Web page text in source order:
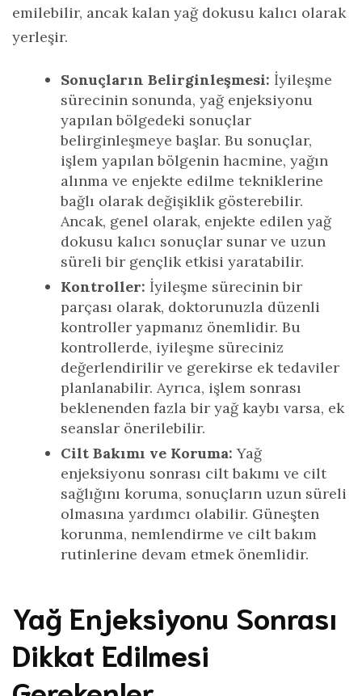
emilebilir, ancak kalan yağ dokusu kalıcı olarak
yerleşir.
Sonuçların Belirginleşmesi: İyileşme
sürecinin sonunda, yağ enjeksiyonu
yapılan bölgedeki sonuçlar
belirginleşmeye başlar. Bu sonuçlar,
işlem yapılan bölgenin hacmine, yağın
alınma ve enjekte edilme tekniklerine
bağlı olarak değişiklik gösterebilir.
Ancak, genel olarak, enjekte edilen yağ
dokusu kalıcı sonuçlar sunar ve uzun
süreli bir gençlik etkisi yaratabilir.
Kontroller: İyileşme sürecinin bir
parçası olarak, doktorunuzla düzenli
kontroller yapmanız önemlidir. Bu
kontrollerde, iyileşme süreciniz
değerlendirilir ve gerekirse ek tedaviler
planlanabilir. Ayrıca, işlem sonrası
beklenenden fazla bir yağ kaybı varsa, ek
seanslar önerilebilir.
Cilt Bakımı ve Koruma: Yağ
enjeksiyonu sonrası cilt bakımı ve cilt
sağlığını koruma, sonuçların uzun süreli
olmasına yardımcı olabilir. Güneşten
korunma, nemlendirme ve cilt bakım
rutinlerine devam etmek önemlidir.
Yağ Enjeksiyonu Sonrası
Dikkat Edilmesi